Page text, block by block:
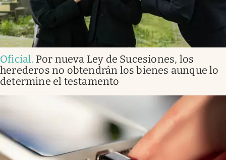
Oficial. Por nueva Ley de Sucesiones, los
herederos no obtendrán los bienes aunque lo
determine el testamento